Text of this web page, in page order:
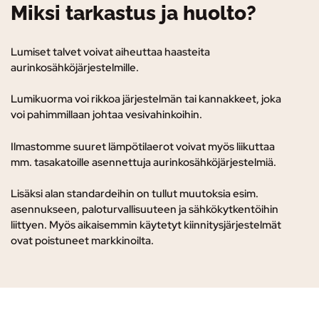
Miksi tarkastus ja huolto?
Lumiset talvet voivat aiheuttaa haasteita
aurinkosähköjärjestelmille.
Lumikuorma voi rikkoa järjestelmän tai kannakkeet, joka
voi pahimmillaan johtaa vesivahinkoihin.
Ilmastomme suuret lämpötilaerot voivat myös liikuttaa
mm. tasakatoille asennettuja aurinkosähköjärjestelmiä.
Lisäksi alan standardeihin on tullut muutoksia esim.
asennukseen, paloturvallisuuteen ja sähkökytkentöihin
liittyen. Myös aikaisemmin käytetyt kiinnitysjärjestelmät
ovat poistuneet markkinoilta.